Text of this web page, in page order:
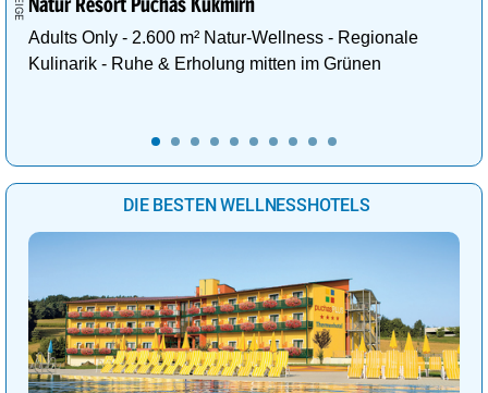
Natur Resort Puchas Kukmirn
Adults Only - 2.600 m² Natur-Wellness - Regionale
Kulinarik - Ruhe & Erholung mitten im Grünen
DIE BESTEN WELLNESSHOTELS